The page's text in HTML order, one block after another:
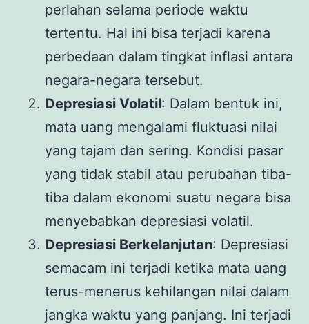
perlahan selama periode waktu
tertentu. Hal ini bisa terjadi karena
perbedaan dalam tingkat inflasi antara
negara-negara tersebut.
Depresiasi Volatil: Dalam bentuk ini,
mata uang mengalami fluktuasi nilai
yang tajam dan sering. Kondisi pasar
yang tidak stabil atau perubahan tiba-
tiba dalam ekonomi suatu negara bisa
menyebabkan depresiasi volatil.
Depresiasi Berkelanjutan: Depresiasi
semacam ini terjadi ketika mata uang
terus-menerus kehilangan nilai dalam
jangka waktu yang panjang. Ini terjadi